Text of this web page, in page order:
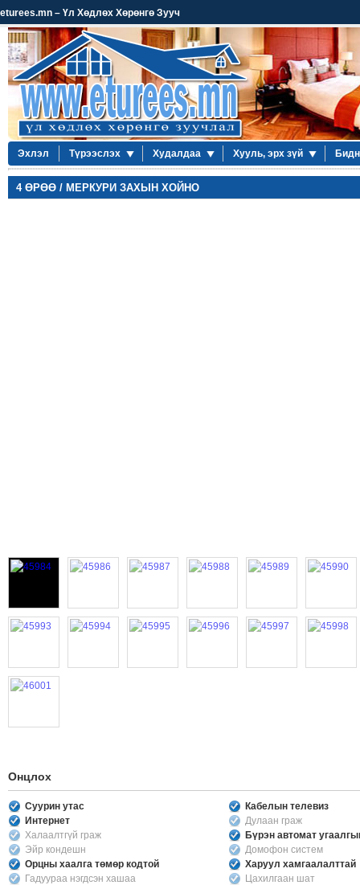
eturees.mn – Үл Хөдлөх Хөрөнгө Зууч
Эхлэл Түрээслэх Худалдаа Хууль, эрх зүй
4 ӨРӨӨ / МЕРКУРИ ЗАХЫН ХОЙНО
Онцлох
Суурин утас
Кабелын телевиз
Интернет
Дулаан граж
Халаалтгүй граж
Бүрэн автомат
Эйр кондешн
Домофон систем
Орцны хаалга төмөр кодтой
Харуул хамгаалалттай
Гадуураа нэгдсэн хашаа
Цахилгаан шат